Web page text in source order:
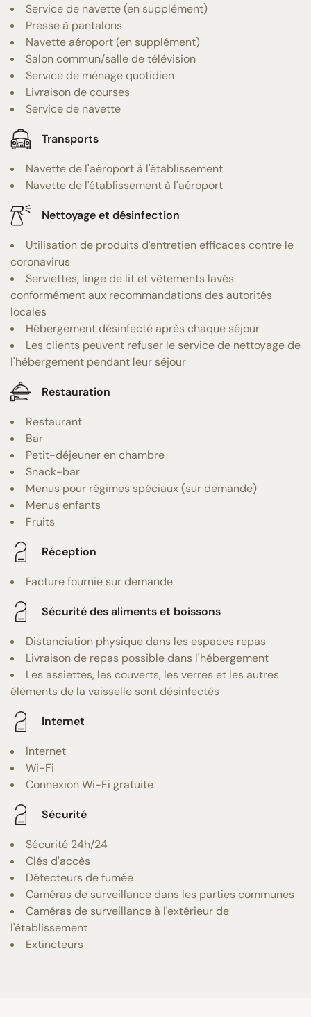
Service de navette (en supplément)
Presse à pantalons
Navette aéroport (en supplément)
Salon commun/salle de télévision
Service de ménage quotidien
Livraison de courses
Service de navette
Transports
Navette de l'aéroport à l'établissement
Navette de l'établissement à l'aéroport
Nettoyage et désinfection
Utilisation de produits d'entretien efficaces contre le
coronavirus
Serviettes, linge de lit et vêtements lavés
conformément aux recommandations des autorités
locales
Hébergement désinfecté après chaque séjour
Les clients peuvent refuser le service de nettoyage de
l'hébergement pendant leur séjour
Restauration
Restaurant
Bar
Petit-déjeuner en chambre
Snack-bar
Menus pour régimes spéciaux (sur demande)
Menus enfants
Fruits
Réception
Facture fournie sur demande
Sécurité des aliments et boissons
Distanciation physique dans les espaces repas
Livraison de repas possible dans l'hébergement
Les assiettes, les couverts, les verres et les autres
éléments de la vaisselle sont désinfectés
Internet
Internet
Wi-Fi
Connexion Wi-Fi gratuite
Sécurité
Sécurité 24h/24
Clés d'accès
Détecteurs de fumée
Caméras de surveillance dans les parties communes
Caméras de surveillance à l'extérieur de
l'établissement
Extincteurs